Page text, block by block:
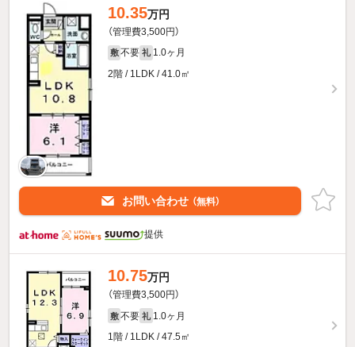
10.35万円
（管理費3,500円）
敷 不要 礼 1.0ヶ月
2階 / 1LDK / 41.0㎡
お問い合わせ （無料）
提供
10.75万円
（管理費3,500円）
敷 不要 礼 1.0ヶ月
1階 / 1LDK / 47.5㎡